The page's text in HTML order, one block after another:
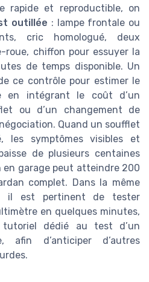
rapide et reproductible, on
outillée : lampe frontale ou
cric homologué, deux
roue, chiffon pour essuyer la
de temps disponible. Un
ce contrôle pour estimer le
en intégrant le coût d’un
ou d’un changement de
Quand un soufflet
les symptômes visibles et
de plusieurs centaines
en garage peut atteindre 200
complet. Dans la même
il est pertinent de tester
en quelques minutes,
dédié au test d’un
afin d’anticiper d’autres